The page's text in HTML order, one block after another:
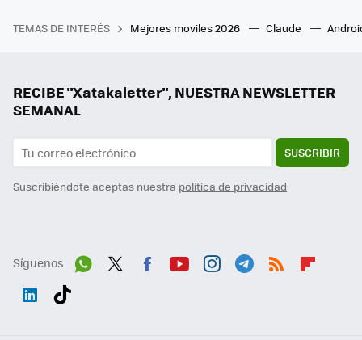
TEMAS DE INTERÉS Mejores moviles 2026 Claude
RECIBE "Xatakaletter", NUESTRA NEWSLETTER
SEMANAL
SUSCRIBIR
Suscribiéndote aceptas nuestra política de privacidad
Síguenos